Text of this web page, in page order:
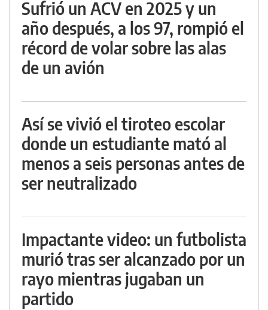
Sufrió un ACV en 2025 y un
año después, a los 97, rompió el
récord de volar sobre las alas
de un avión
Así se vivió el tiroteo escolar
donde un estudiante mató al
menos a seis personas antes de
ser neutralizado
Impactante video: un futbolista
murió tras ser alcanzado por un
rayo mientras jugaban un
partido